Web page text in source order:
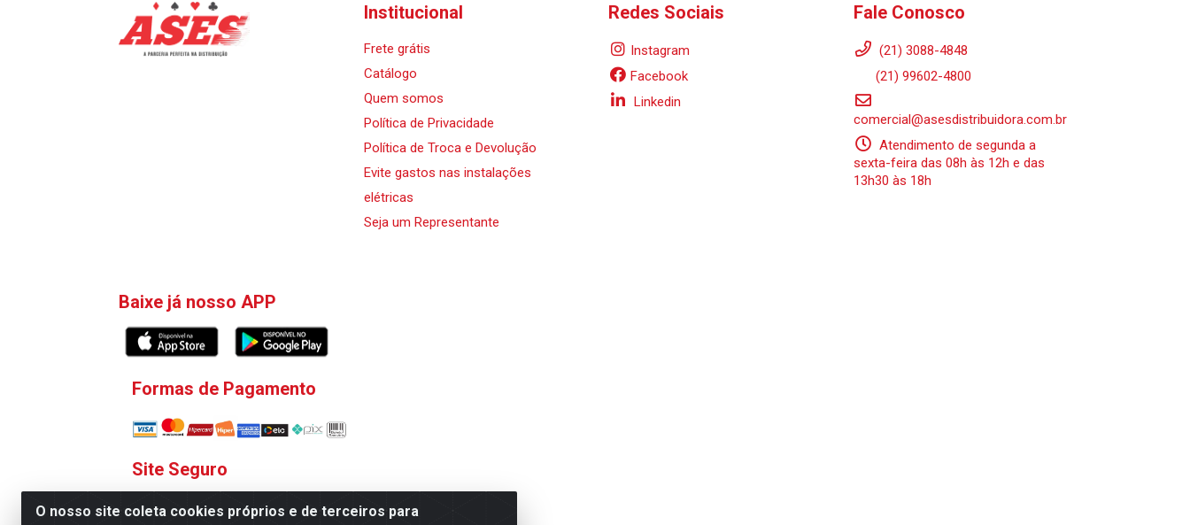
O nosso site coleta cookies próprios e de terceiros para
Institucional
Frete grátis
Catálogo
Quem somos
Política de Privacidade
Política de Troca e Devolução
Evite gastos nas instalações
elétricas
Seja um Representante
Redes Sociais
Instagram
Facebook
Linkedin
Fale Conosco
(21) 3088-4848
(21) 99602-4800
comercial@asesdistribuidora.com.br
Atendimento de segunda a
sexta-feira das 08h às 12h e das
13h30 às 18h
Baixe já nosso APP
Formas de Pagamento
Site Seguro